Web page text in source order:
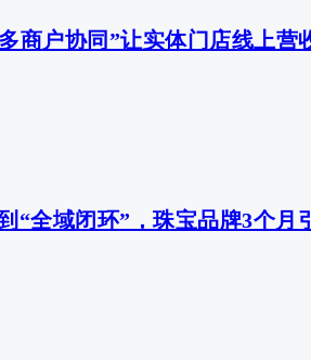
商户协同”让实体门店线上营
“全域闭环”，珠宝品牌3个月